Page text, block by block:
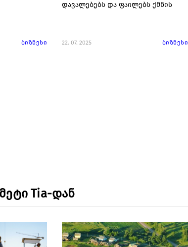
ბიზნესი
დავალებებს და ფაილებს ქმნის
22. 07. 2025 ბიზნესი
Tia-დან